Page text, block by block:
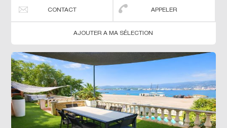
CONTACT APPELER
AJOUTER A MA SÉLECTION